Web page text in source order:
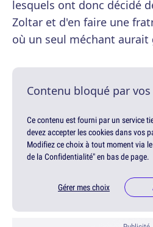
lesquels ont donc décidé
Zoltar et d'en faire une
où un seul méchant
Contenu bloqué par
Ce contenu est fourni par un service
devez accepter les cookies dans vos
Modifiez ce choix à tout moment via
de la Confidentialité" en bas de page.
Gérer mes choix